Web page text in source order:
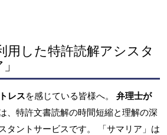
用した特許読解アシスタ
レスを感じている皆様へ。 弁理士が
、特許文書読解の時間短縮と理解の深
タントサービスです。 「サマリア」は